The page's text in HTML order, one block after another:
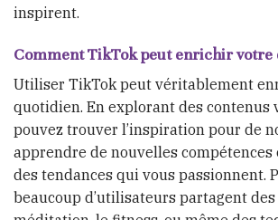
inspirent.
Comment TikTok peut enrichir votre
Utiliser TikTok peut véritablement
quotidien. En explorant des contenus
pouvez trouver l’inspiration pour de
apprendre de nouvelles compétences
des tendances qui vous passionnent.
beaucoup d’utilisateurs partagent